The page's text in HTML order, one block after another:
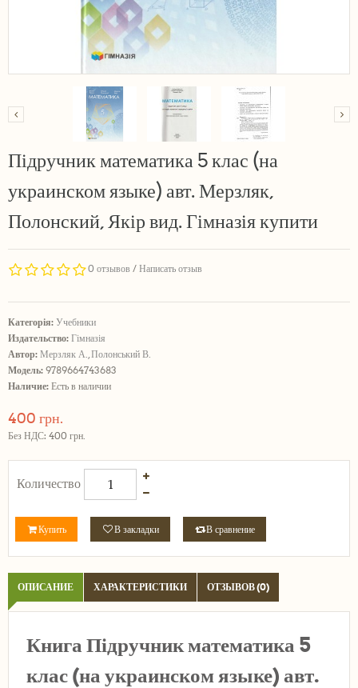
Підручник математика 5 клас (на
украинском языке) авт. Мерзляк,
Полонский, Якір вид. Гімназія купити
0 отзывов / Написать отзыв
Категорія: Учебники
Издательство: Гімназія
Автор: Мерзляк А., Полонський В.
Модель: 9789664743683
Наличие: Есть в наличии
400 грн.
Без НДС: 400 грн.
Количество
Купить В закладки В сравнение
ОПИСАНИЕ ХАРАКТЕРИСТИКИ ОТЗЫВОВ (0)
Книга Підручник математика 5
клас (на украинском языке) авт.